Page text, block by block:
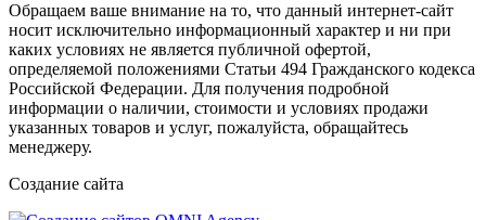
Обращаем ваше внимание на то, что данный интернет-сайт
носит исключительно информационный характер и ни при
каких условиях не является публичной офертой,
определяемой положениями Статьи 494 Гражданского кодекса
Российской Федерации. Для получения подробной
информации о наличии, стоимости и условиях продажи
указанных товаров и услуг, пожалуйста, обращайтесь
менеджеру.
Создание сайта